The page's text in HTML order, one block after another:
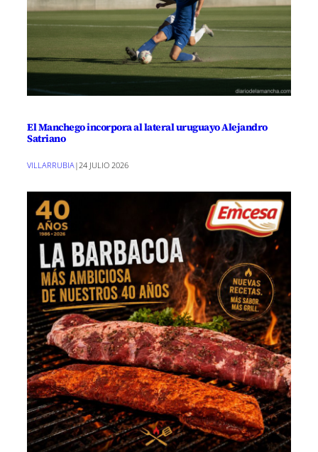
El Manchego incorpora al lateral uruguayo Alejandro
Satriano
VILLARRUBIA|24 JULIO 2026